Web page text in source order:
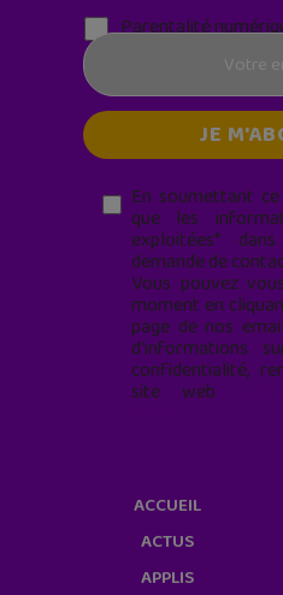
Parentalité
En soumettant
que les
exploitées*
demande de
Vous pouvez
moment en
page de nos
d'informations
confidentialité,
site web
ACCUEIL
ACTUS
APPLIS